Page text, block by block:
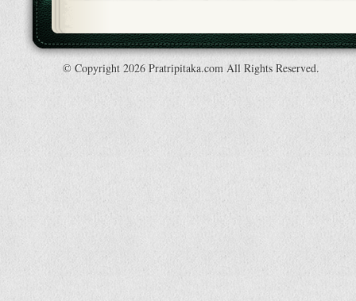
© Copyright 2026 Pratripitaka.com All Rights Reserved.